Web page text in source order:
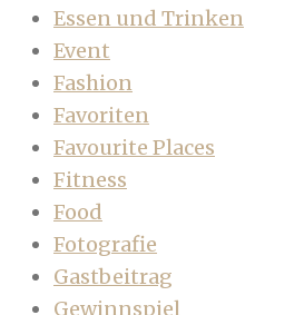
Essen und Trinken
Event
Fashion
Favoriten
Favourite Places
Fitness
Food
Fotografie
Gastbeitrag
Gewinnspiel